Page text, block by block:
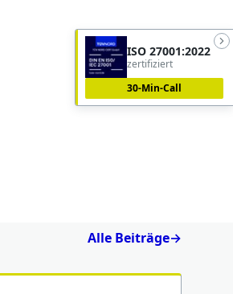
Alle Beiträge→
ISO 27001:2022
zertifiziert
30-Min-Call